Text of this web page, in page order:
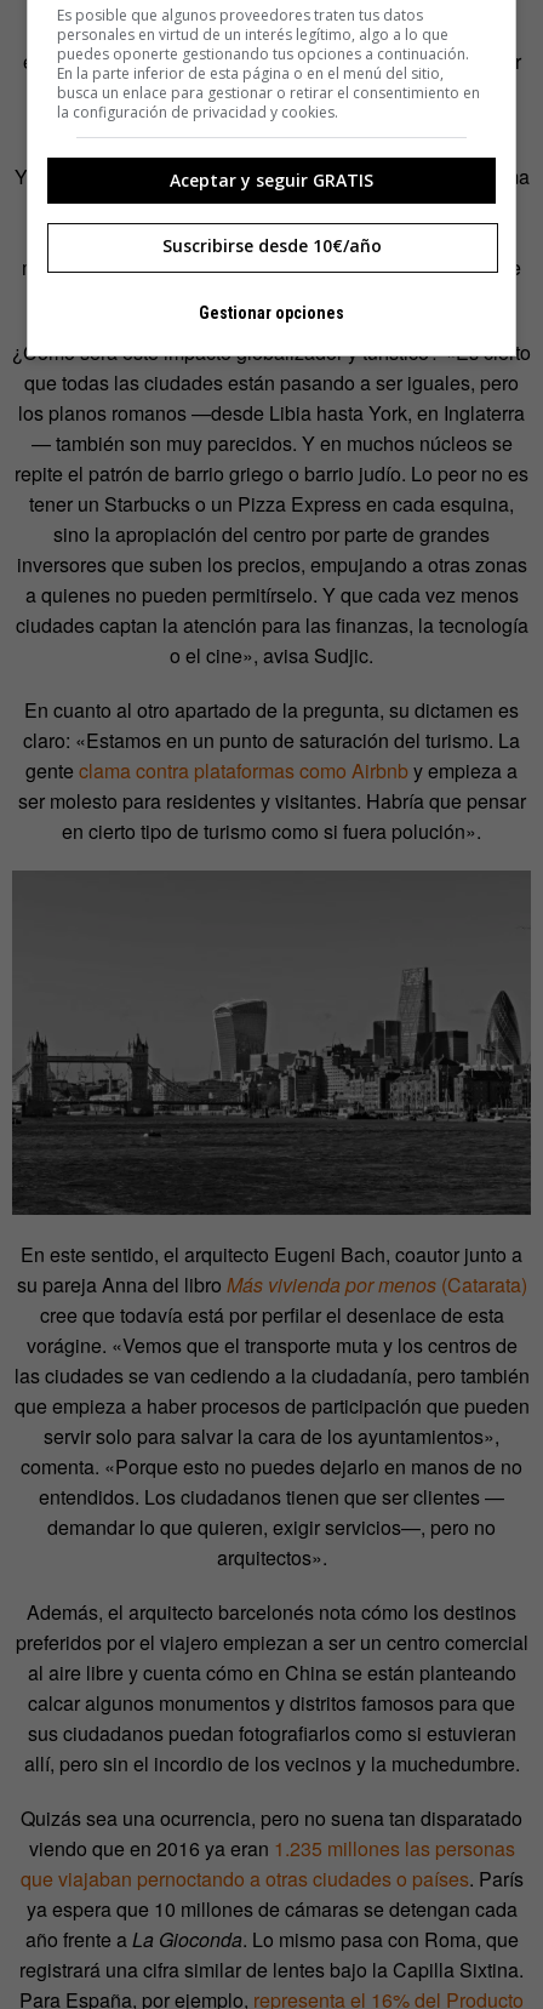
2030 serán 40. La Tierra, siguiendo esta evolución, se
enfrenta a dos retos: aumentar la habitabilidad y aumentar
las zonas de cultivo para alojar a los 3.000 millones de
personas más que habrá a finales de siglo.
Y deriva en otros tantos: un necesario cambio de paradigma
en los transportes, adecuándose a lo renovable y menos
contaminante; una capacidad de recibir migraciones
masivas; y aprender a proteger lo propio ante el peligro de
¿Cómo será este impacto globalizador y turístico? «Es cierto
que todas las ciudades están pasando a ser iguales, pero
los planos romanos —desde Libia hasta York, en Inglaterra
— también son muy parecidos. Y en muchos núcleos se
repite el patrón de barrio griego o barrio judío. Lo peor no es
tener un Starbucks o un Pizza Express en cada esquina,
sino la apropiación del centro por parte de grandes
inversores que suben los precios, empujando a otras zonas
a quienes no pueden permitírselo. Y que cada vez menos
ciudades captan la atención para las finanzas, la tecnología
o el cine», avisa Sudjic.
En cuanto al otro apartado de la pregunta, su dictamen es
claro: «Estamos en un punto de saturación del turismo. La
gente clama contra plataformas como Airbnby empieza a
ser molesto para residentes y visitantes. Habría que pensar
en cierto tipo de turismo como si fuera polución».
En este sentido, el arquitecto Eugeni Bach, coautor junto a
su pareja Anna del libro Más vivienda por menos(Catarata)
cree que todavía está por perfilar el desenlace de esta
vorágine. «Vemos que el transporte muta y los centros de
las ciudades se van cediendo a la ciudadanía, pero también
que empieza a haber procesos de participación que pueden
servir solo para salvar la cara de los ayuntamientos»,
comenta. «Porque esto no puedes dejarlo en manos de no
entendidos. Los ciudadanos tienen que ser clientes —
demandar lo que quieren, exigir servicios—, pero no
arquitectos».
Además, el arquitecto barcelonés nota cómo los destinos
preferidos por el viajero empiezan a ser un centro comercial
al aire libre y cuenta cómo en China se están planteando
calcar algunos monumentos y distritos famosos para que
sus ciudadanos puedan fotografiarlos como si estuvieran
allí, pero sin el incordio de los vecinos y la muchedumbre.
Quizás sea una ocurrencia, pero no suena tan disparatado
viendo que en 2016 ya eran 1.235 millones las personas
que viajaban pernoctando a otras ciudades o países. París
ya espera que 10 millones de cámaras se detengan cada
año frente aLa Gioconda. Lo mismo pasa con Roma, que
registrará una cifra similar de lentes bajo la Capilla Sixtina.
Para España, por ejemplo, representa el 16% del Producto
Es posible que algunos proveedores traten tus datos
personales en virtud de un interés legítimo, algo a lo que
puedes oponerte gestionando tus opciones a continuación.
En la parte inferior de esta página o en el menú del sitio,
busca un enlace para gestionar o retirar el consentimiento en
la configuración de privacidad y cookies.
Aceptar y seguir GRATIS
Suscribirse desde 10€/año
Gestionar opciones